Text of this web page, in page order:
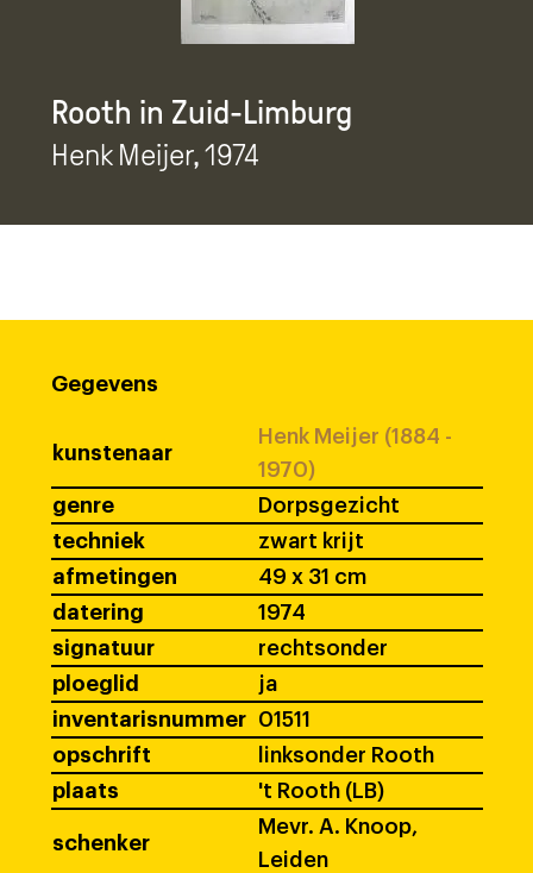
Rooth in Zuid-Limburg
Henk Meijer, 1974
Gegevens
kunstenaar
Henk Meijer (1884 -
1970)
genre
Dorpsgezicht
techniek
zwart krijt
afmetingen
49 x 31 cm
datering
1974
signatuur
rechtsonder
ploeglid
ja
inventarisnummer
01511
opschrift
linksonder Rooth
plaats
't Rooth (LB)
schenker
Mevr. A. Knoop,
Leiden